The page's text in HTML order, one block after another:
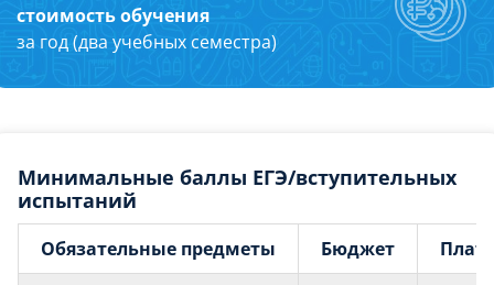
стоимость обучения
за год (два учебных семестра)
Минимальные баллы ЕГЭ/вступительных
испытаний
Обязательные предметы Бюджет